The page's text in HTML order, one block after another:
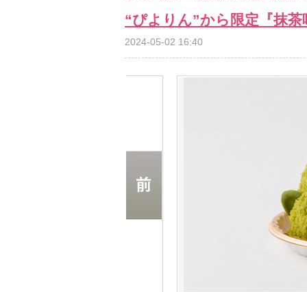
“ぴよりん”から限定『抹
2024-05-02 16:40